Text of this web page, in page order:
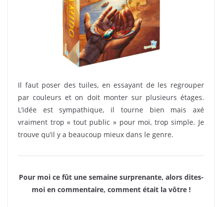
Il faut poser des tuiles, en essayant de les regrouper
par couleurs et on doit monter sur plusieurs étages.
L’idée est sympathique, il tourne bien mais axé
vraiment trop « tout public » pour moi, trop simple. Je
trouve qu’il y a beaucoup mieux dans le genre.
Pour moi ce fût une semaine surprenante, alors dites-
moi en commentaire, comment était la vôtre !